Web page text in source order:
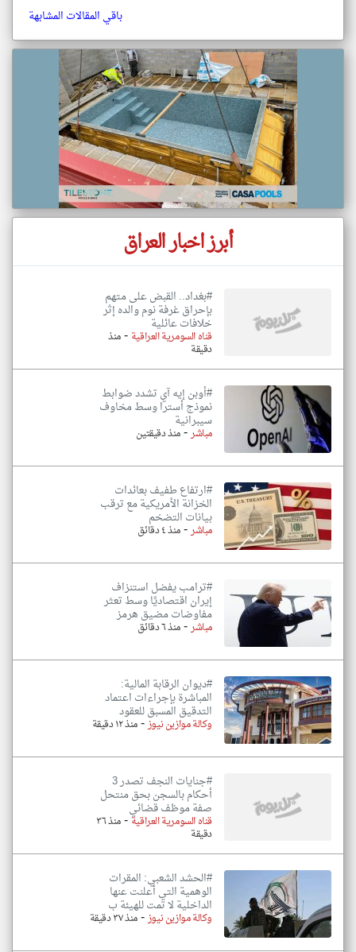
باقي المقالات المشابهة
أبرز اخبار العراق
#بغداد.. القبض على متهم
بإحراق غرفة نوم والده إثر
خلافات عائلية
قناه السومرية العراقية -منذ
دقيقة
#أوبن إيه آي تشدد ضوابط
نموذج أسترا وسط مخاوف
سيبرانية
مباشر-منذ دقيقتين
#ارتفاع طفيف بعائدات
الخزانة الأمريكية مع ترقب
بيانات التضخم
مباشر-منذ ٤ دقائق
#ترامب يفضل استنزاف
إيران اقتصاديًا وسط تعثر
مفاوضات مضيق هرمز
مباشر-منذ ٦ دقائق
#ديوان الرقابة المالية:
المباشرة بإجراءات اعتماد
التدقيق المسبق للعقود
وكالة موازين نيوز-منذ ١٢ دقيقة
#جنايات النجف تصدر 3
أحكام بالسجن بحق منتحل
صفة موظف قضائي
قناه السومرية العراقية- منذ ٣٦
دقيقة
#الحشد الشعبي: المقرات
الوهمية التي أعلنت عنها
الداخلية لا تمت للهيئة ب
وكالة موازين نيوز-منذ ٣٧ دقيقة